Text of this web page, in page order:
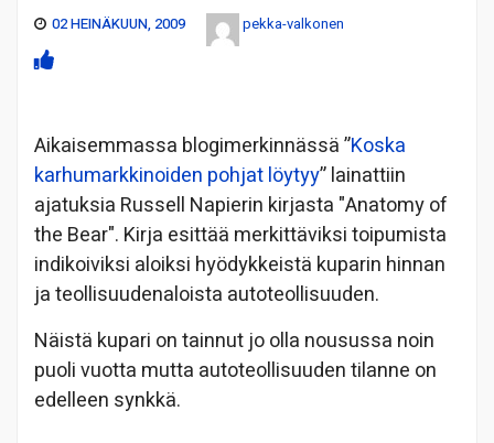
02 HEINÄKUUN, 2009 pekka-valkonen
Aikaisemmassa blogimerkinnässä ”Koska
karhumarkkinoiden pohjat löytyy” lainattiin
ajatuksia Russell Napierin kirjasta "Anatomy of
the Bear". Kirja esittää merkittäviksi toipumista
indikoiviksi aloiksi hyödykkeistä kuparin hinnan
ja teollisuudenaloista autoteollisuuden.
Näistä kupari on tainnut jo olla nousussa noin
puoli vuotta mutta autoteollisuuden tilanne on
edelleen synkkä.